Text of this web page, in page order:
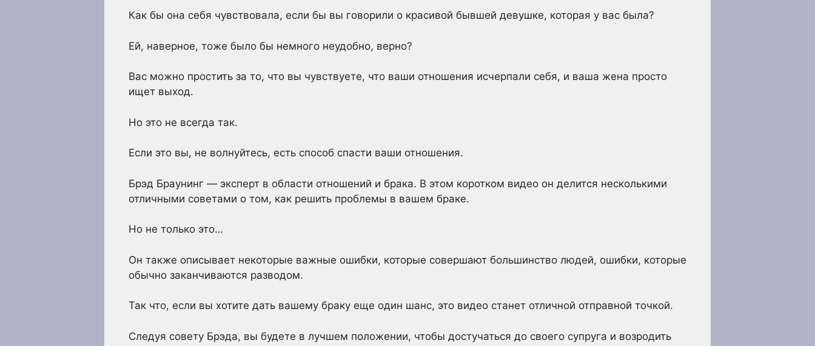
Как бы она себя чувствовала, если бы вы говорили о красивой бывшей девушке, которая у вас была?
Ей, наверное, тоже было бы немного неудобно, верно?
Вас можно простить за то, что вы чувствуете, что ваши отношения исчерпали себя, и ваша жена просто
ищет выход.
Но это не всегда так.
Если это вы, не волнуйтесь, есть способ спасти ваши отношения.
Брэд Браунинг — эксперт в области отношений и брака. В этом коротком видео он делится несколькими
отличными советами о том, как решить проблемы в вашем браке.
Но не только это…
Он также описывает некоторые важные ошибки, которые совершают большинство людей, ошибки, которые
обычно заканчиваются разводом.
Так что, если вы хотите дать вашему браку еще один шанс, это видео станет отличной отправной точкой.
Следуя совету Брэда, вы будете в лучшем положении, чтобы достучаться до своего супруга и возродить